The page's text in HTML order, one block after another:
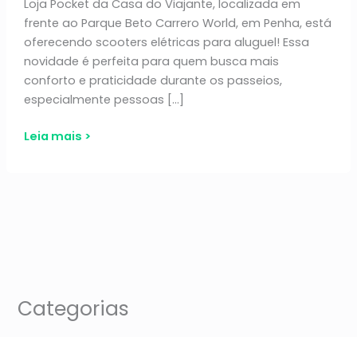
Loja Pocket da Casa do Viajante, localizada em
frente ao Parque Beto Carrero World, em Penha, está
oferecendo scooters elétricas para aluguel! Essa
novidade é perfeita para quem busca mais
conforto e praticidade durante os passeios,
especialmente pessoas […]
Categorias